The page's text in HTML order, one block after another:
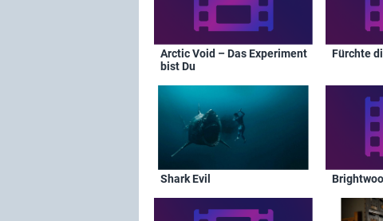
Arctic Void – Das Experiment
bist Du
Fürchte
Shark Evil